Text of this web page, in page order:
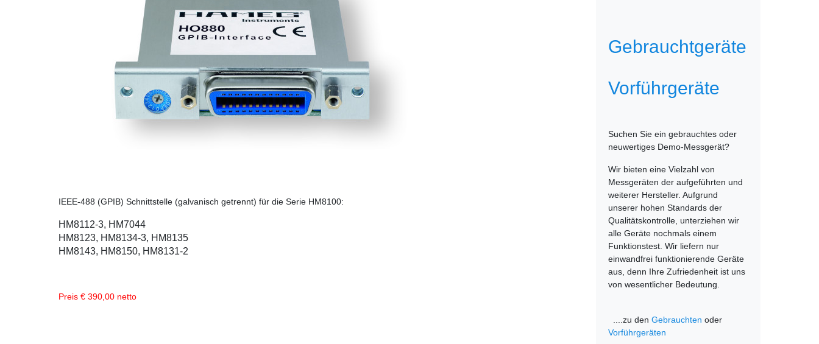
IEEE-488 (GPIB) Schnittstelle (galvanisch getrennt) für die Serie HM8100:
HM8112-3, HM7044
HM8123, HM8134-3, HM8135
HM8143, HM8150, HM8131-2
Preis € 390,00 netto
Gebrauchtgeräte
Vorführgeräte
Suchen Sie ein gebrauchtes oder
neuwertiges Demo-Messgerät?
Wir bieten eine Vielzahl von
Messgeräten der aufgeführten und
weiterer Hersteller. Aufgrund
unserer hohen Standards der
Qualitätskontrolle, unterziehen wir
alle Geräte nochmals einem
Funktionstest. Wir liefern nur
einwandfrei funktionierende Geräte
aus, denn Ihre Zufriedenheit ist uns
von wesentlicher Bedeutung.
....zu den Gebrauchten oder
Vorführgeräten